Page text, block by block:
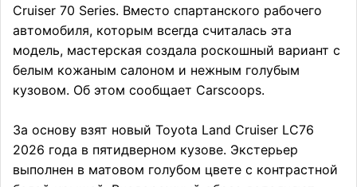
Cruiser 70 Series. Вместо спартанского рабочего
автомобиля, которым всегда считалась эта
модель, мастерская создала роскошный вариант с
белым кожаным салоном и нежным голубым
кузовом. Об этом сообщает Carscoops.
За основу взят новый Toyota Land Cruiser LC76
2026 года в пятидверном кузове. Экстерьер
выполнен в матовом голубом цвете с контрастной